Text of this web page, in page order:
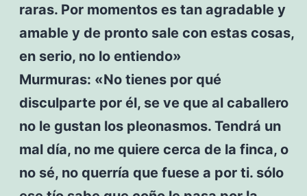
raras. Por momentos es tan agradable y
amable y de pronto sale con estas cosas,
en serio, no lo entiendo»
Murmuras: «No tienes por qué
disculparte por él, se ve que al caballero
no le gustan los pleonasmos. Tendrá un
mal día, no me quiere cerca de la finca, o
no sé, no querría que fuese a por ti. sólo